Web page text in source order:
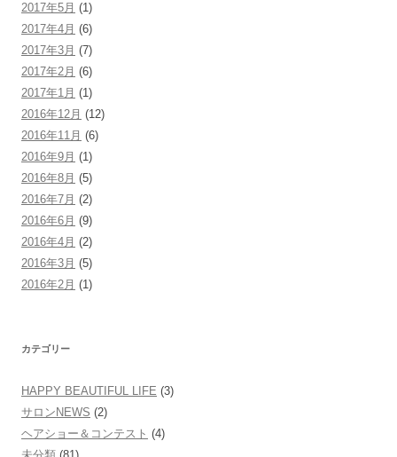
2017年5月 (1)
2017年4月 (6)
2017年3月 (7)
2017年2月 (6)
2017年1月 (1)
2016年12月 (12)
2016年11月 (6)
2016年9月 (1)
2016年8月 (5)
2016年7月 (2)
2016年6月 (9)
2016年4月 (2)
2016年3月 (5)
2016年2月 (1)
カテゴリー
HAPPY BEAUTIFUL LIFE (3)
サロンNEWS (2)
ヘアショー＆コンテスト (4)